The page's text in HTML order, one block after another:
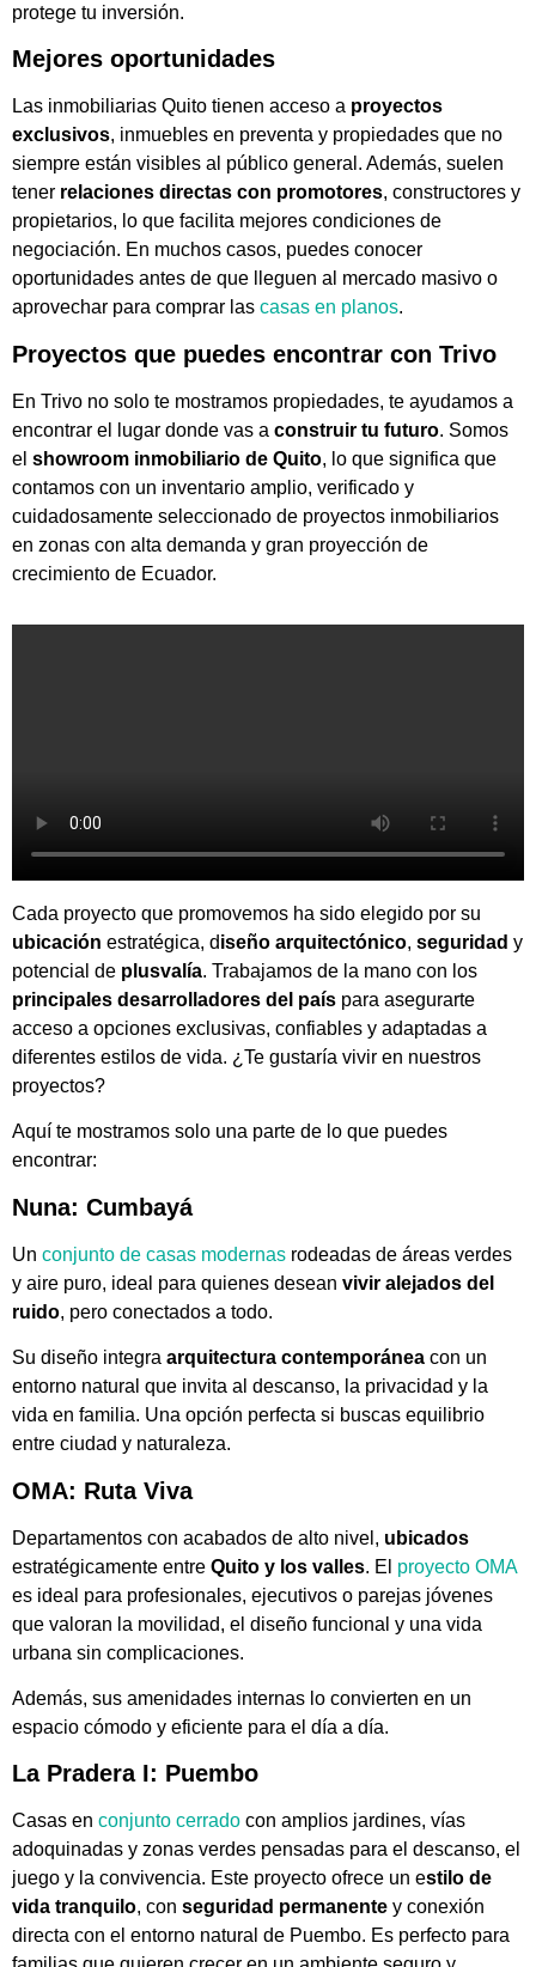
protege tu inversión.
Mejores oportunidades
Las inmobiliarias Quito tienen acceso a proyectos
exclusivos, inmuebles en preventa y propiedades que no
siempre están visibles al público general. Además, suelen
tener relaciones directas con promotores, constructores y
propietarios, lo que facilita mejores condiciones de
negociación. En muchos casos, puedes conocer
oportunidades antes de que lleguen al mercado masivo o
aprovechar para comprar las casas en planos.
Proyectos que puedes encontrar con Trivo
En Trivo no solo te mostramos propiedades, te ayudamos a
encontrar el lugar donde vas a construir tu futuro. Somos
el showroom inmobiliario de Quito, lo que significa que
contamos con un inventario amplio, verificado y
cuidadosamente seleccionado de proyectos inmobiliarios
en zonas con alta demanda y gran proyección de
crecimiento de Ecuador.
Cada proyecto que promovemos ha sido elegido por su
ubicación estratégica, diseño arquitectónico, seguridad y
potencial de plusvalía. Trabajamos de la mano con los
principales desarrolladores del país para asegurarte
acceso a opciones exclusivas, confiables y adaptadas a
diferentes estilos de vida. ¿Te gustaría vivir en nuestros
proyectos?
Aquí te mostramos solo una parte de lo que puedes
encontrar:
Nuna: Cumbayá
Un conjunto de casas modernas rodeadas de áreas verdes
y aire puro, ideal para quienes desean vivir alejados del
ruido, pero conectados a todo.
Su diseño integra arquitectura contemporánea con un
entorno natural que invita al descanso, la privacidad y la
vida en familia. Una opción perfecta si buscas equilibrio
entre ciudad y naturaleza.
OMA: Ruta Viva
Departamentos con acabados de alto nivel, ubicados
estratégicamente entre Quito y los valles. El proyecto OMA
es ideal para profesionales, ejecutivos o parejas jóvenes
que valoran la movilidad, el diseño funcional y una vida
urbana sin complicaciones.
Además, sus amenidades internas lo convierten en un
espacio cómodo y eficiente para el día a día.
La Pradera I: Puembo
Casas en conjunto cerrado con amplios jardines, vías
adoquinadas y zonas verdes pensadas para el descanso, el
juego y la convivencia. Este proyecto ofrece un estilo de
vida tranquilo, con seguridad permanente y conexión
directa con el entorno natural de Puembo. Es perfecto para